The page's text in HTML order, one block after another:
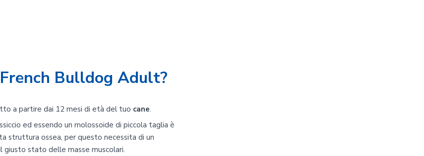
Bulldog Adult?
a partire dai 12 mesi di età del tuo cane.
ed essendo un molossoide di piccola taglia è
struttura ossea, per questo necessita di un
stato delle masse muscolari.